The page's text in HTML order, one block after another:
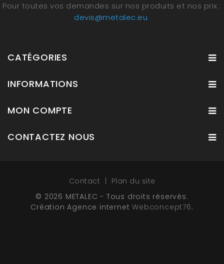
Pour toutes vos demandes sur nos produits et nos prix :
devis@metalec.eu
CATÉGORIES
INFORMATIONS
MON COMPTE
CONTACTEZ NOUS
Contact
Plan du site
© 2026 METALEC - Tous droits réservés.
Création Agence internetWebconcept76.